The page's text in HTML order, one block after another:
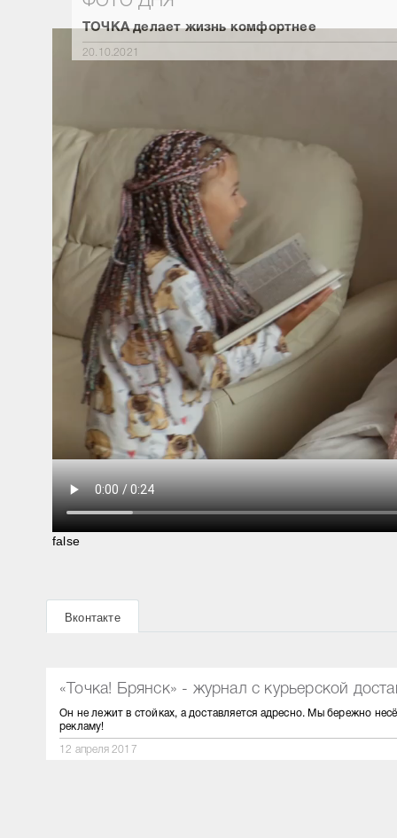
ТОЧКА делает жизнь комфортнее
20.10.2021
Подборка смешной рекламы. Смотрите!
false
Вконтакте
«Точка! Брянск» - журнал с курьерской
Он не лежит в стойках, а доставляется адресно. Мы бережно
рекламу!
12 апреля 2017